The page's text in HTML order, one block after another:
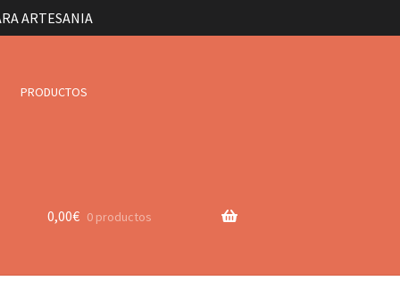
ARTESANIA
PRODUCTOS
0,00€ 0 productos